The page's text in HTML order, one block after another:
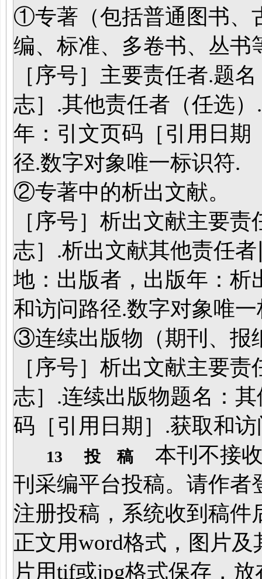
①专著（包括普通图书、
编、标准、多卷书、丛书
［序号］主要责任者.题
志］.其他责任者（任选
年：引文页码［引用日期
径.数字对象唯一标识符.
②专著中的析出文献。
［序号］析出文献主要
志］.析出文献其他责任
地：出版者，出版年：析
和访问路径.数字对象唯
③连续出版物（期刊、报
［序号］析出文献主要
志］.连续出版物题名：
码［引用日期］.获取和
13 投 稿
本刊不接
刊采编平台投稿。请作者
注册投稿，系统收到稿件
正文用word格式，图片
片用tif或jpg格式保存，